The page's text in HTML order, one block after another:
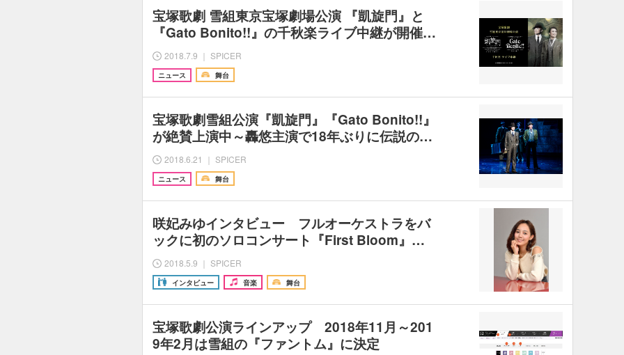
宝塚歌劇 雪組東京宝塚劇場公演 『凱旋門』と
『Gato Bonito!!』の千秋楽ライブ中継が開催…
2018.7.9 ｜ SPICER
ニュース 舞台
宝塚歌劇雪組公演『凱旋門』『Gato Bonito!!』
が絶賛上演中～轟悠主演で18年ぶりに伝説の…
2018.6.21 ｜ SPICER
ニュース 舞台
咲妃みゆインタビュー フルオーケストラをバ
ックに初のソロコンサート『First Bloom』…
2018.5.9 ｜ SPICER
インタビュー 音楽 舞台
宝塚歌劇公演ラインアップ 2018年11月～201
9年2月は雪組の『ファントム』に決定